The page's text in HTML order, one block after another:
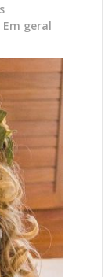
geral